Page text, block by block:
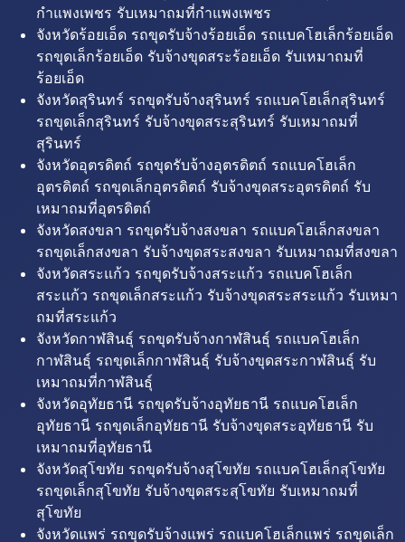
กำแพงเพชร รับเหมาถมที่กำแพงเพชร
จังหวัดร้อยเอ็ด รถขุดรับจ้างร้อยเอ็ด รถแบคโฮเล็กร้อยเอ็ด
รถขุดเล็กร้อยเอ็ด รับจ้างขุดสระร้อยเอ็ด รับเหมาถมที่
ร้อยเอ็ด
จังหวัดสุรินทร์ รถขุดรับจ้างสุรินทร์ รถแบคโฮเล็กสุรินทร์
รถขุดเล็กสุรินทร์ รับจ้างขุดสระสุรินทร์ รับเหมาถมที่
สุรินทร์
จังหวัดอุตรดิตถ์ รถขุดรับจ้างอุตรดิตถ์ รถแบคโฮเล็ก
อุตรดิตถ์ รถขุดเล็กอุตรดิตถ์ รับจ้างขุดสระอุตรดิตถ์ รับ
เหมาถมที่อุตรดิตถ์
จังหวัดสงขลา รถขุดรับจ้างสงขลา รถแบคโฮเล็กสงขลา
รถขุดเล็กสงขลา รับจ้างขุดสระสงขลา รับเหมาถมที่สงขลา
จังหวัดสระแก้ว รถขุดรับจ้างสระแก้ว รถแบคโฮเล็ก
สระแก้ว รถขุดเล็กสระแก้ว รับจ้างขุดสระสระแก้ว รับเหมา
ถมที่สระแก้ว
จังหวัดกาฬสินธุ์ รถขุดรับจ้างกาฬสินธุ์ รถแบคโฮเล็ก
กาฬสินธุ์ รถขุดเล็กกาฬสินธุ์ รับจ้างขุดสระกาฬสินธุ์ รับ
เหมาถมที่กาฬสินธุ์
จังหวัดอุทัยธานี รถขุดรับจ้างอุทัยธานี รถแบคโฮเล็ก
อุทัยธานี รถขุดเล็กอุทัยธานี รับจ้างขุดสระอุทัยธานี รับ
เหมาถมที่อุทัยธานี
จังหวัดสุโขทัย รถขุดรับจ้างสุโขทัย รถแบคโฮเล็กสุโขทัย
รถขุดเล็กสุโขทัย รับจ้างขุดสระสุโขทัย รับเหมาถมที่
สุโขทัย
จังหวัดแพร่ รถขุดรับจ้างแพร่ รถแบคโฮเล็กแพร่ รถขุดเล็ก